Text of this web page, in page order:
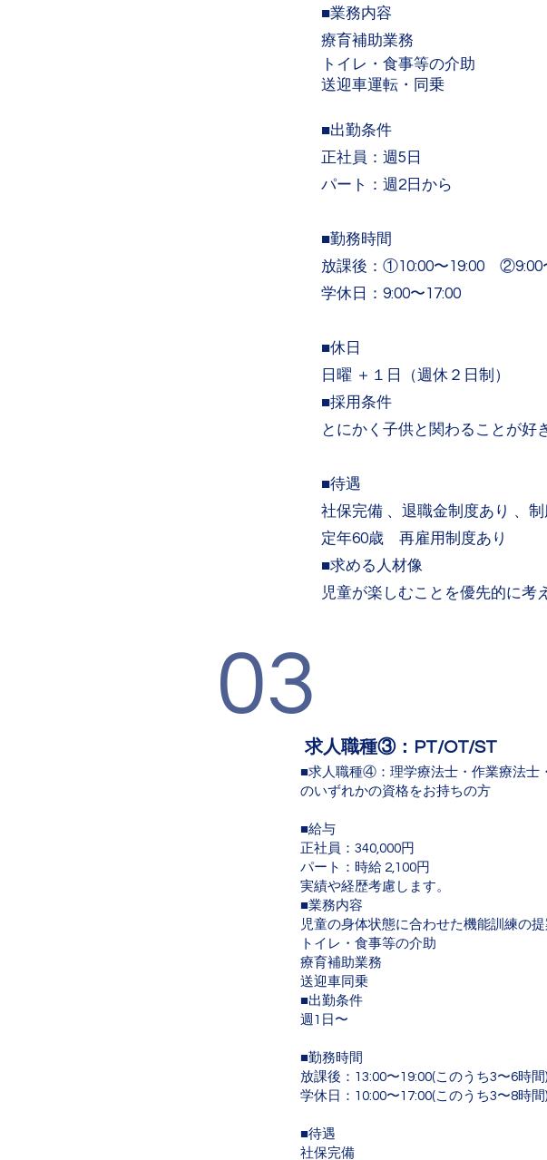
■業務内容
療育補助業務
トイレ・食事等の介助
送迎車運転・同乗
■出勤条件
正社員： 週5日
パート：週2日から
■勤務時間
放課後：①10:00〜19:00 ②9:00
学休日：9:00〜17:00
■休日
日曜 ＋１日（週休２日制）
■採用条件
とにかく子供と関わることが好
■待遇
社保完備 、退職金制度あり 、
​定年60歳 再雇用制度あり
■求める人材像​
児童が楽しむことを優先的に考
03
求人職種③：PT/OT/ST
■求人職種④：理学療法士・作業療法士
のいずれかの資格をお持ちの方
■給与
正社員：340,000円
パート：時給 2,100円
実績や経歴考慮します。
■業務内容
児童の身体状態に合わせた機能訓練の
トイレ・食事等の介助
療育補助業務
送迎車同乗
■出勤条件
週1日〜
■勤務時間
放課後：13:00〜19:00(このうち3〜6時間)
学休日：10:00〜17:00(このうち3〜8時間)
■待遇
社保完備